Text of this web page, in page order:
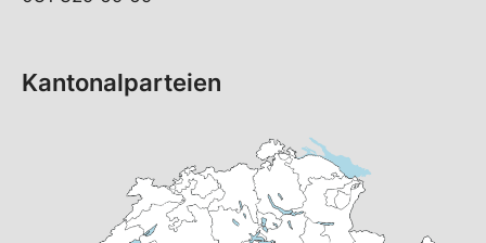
Kantonalparteien